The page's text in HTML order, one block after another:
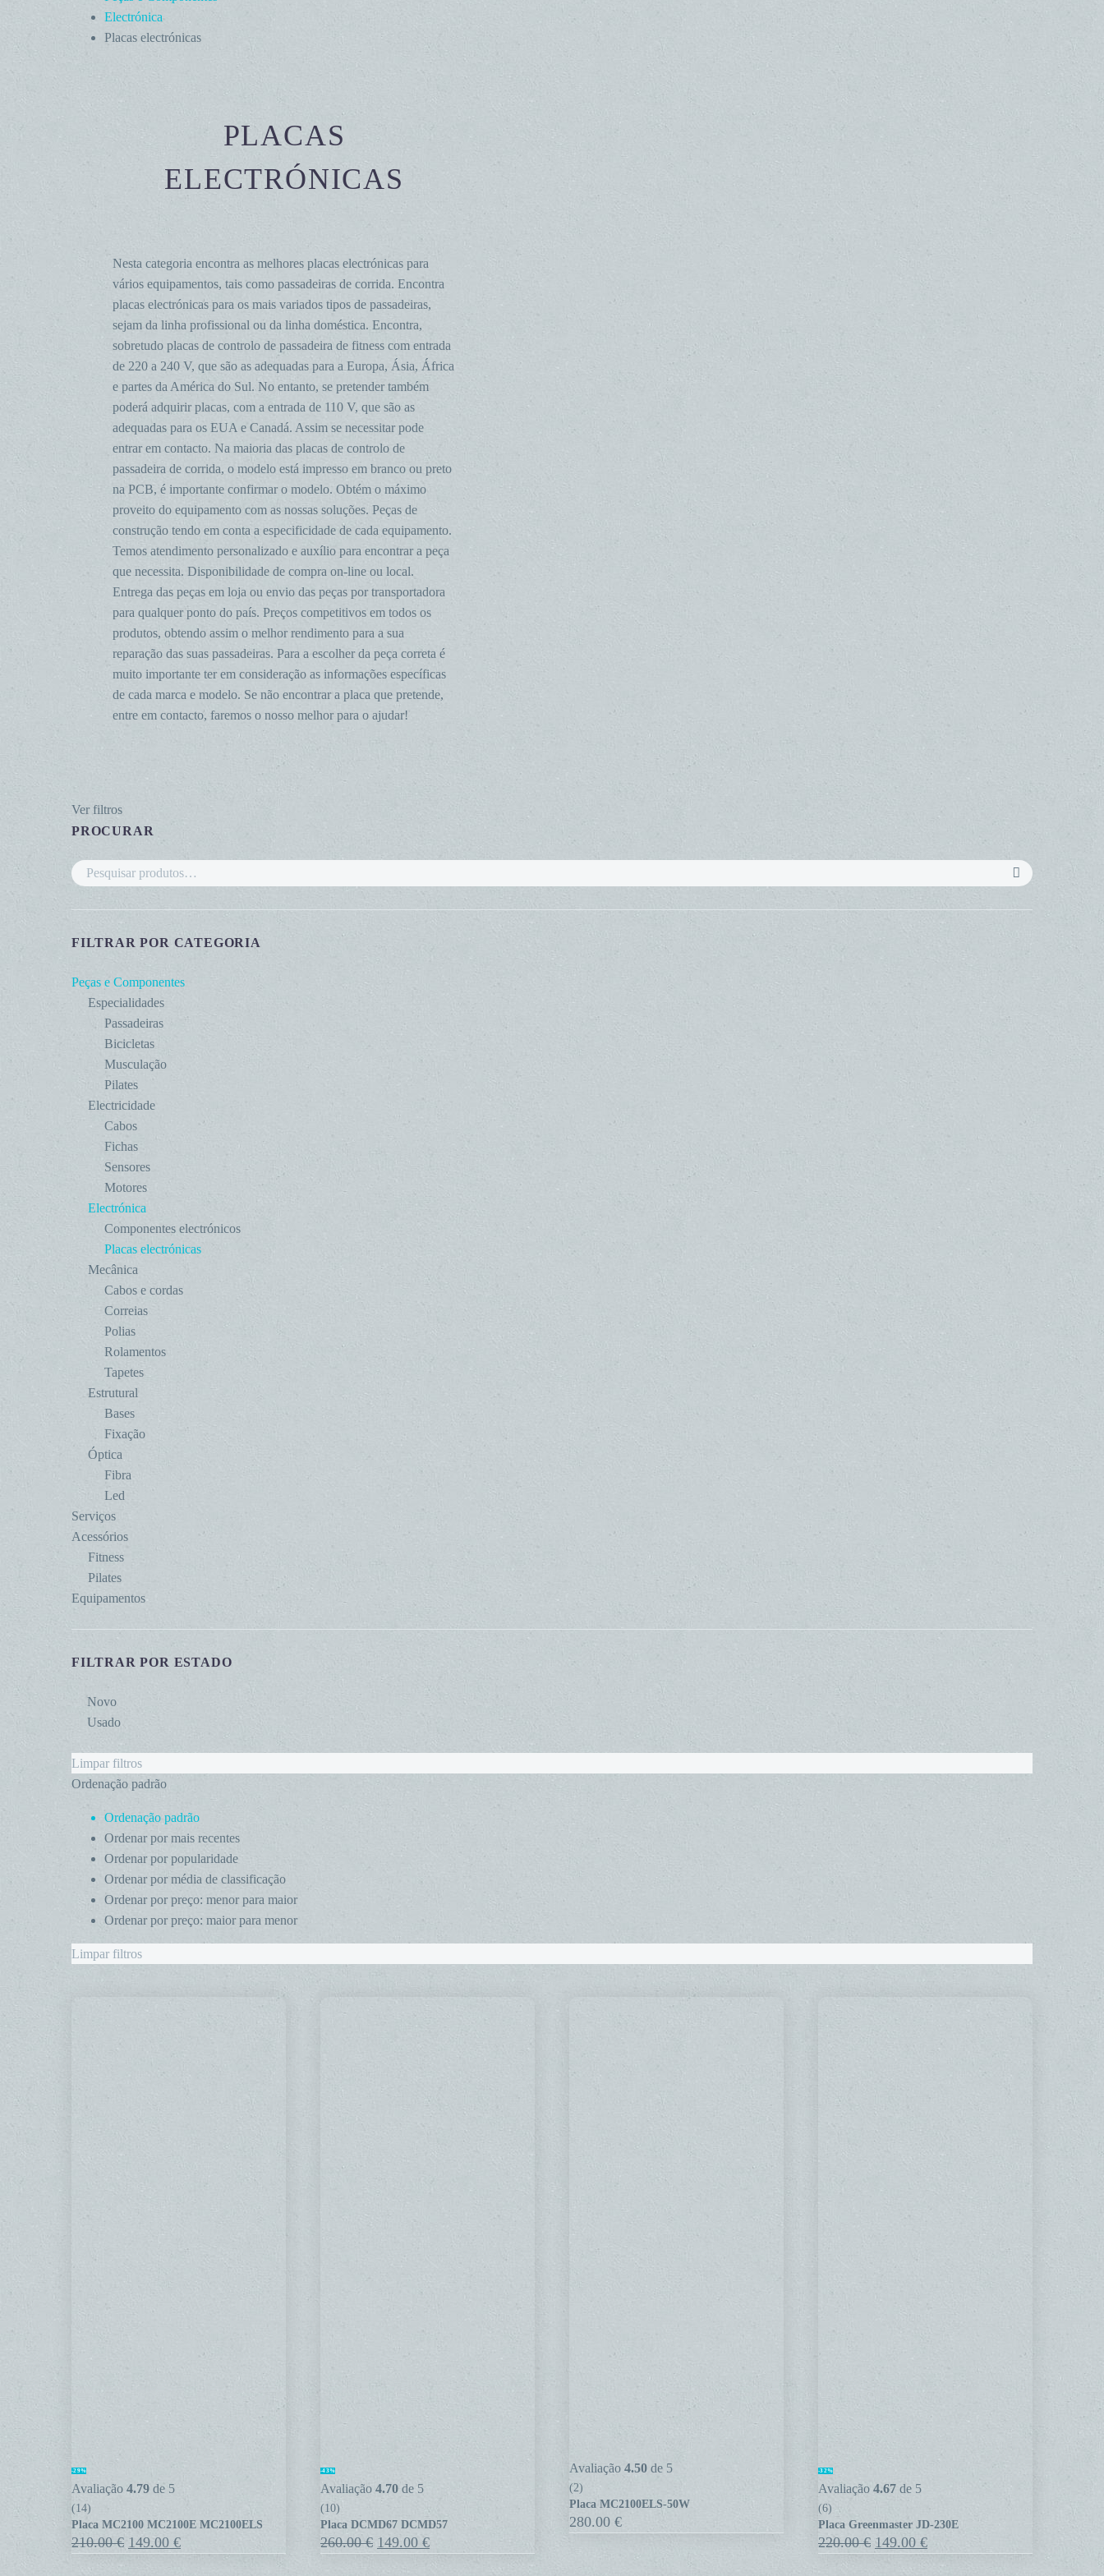
Electrónica
Placas electrónicas
PLACAS
ELECTRÓNICAS
Nesta categoria encontra as melhores placas electrónicas para
vários equipamentos, tais como passadeiras de corrida. Encontra
placas electrónicas para os mais variados tipos de passadeiras,
sejam da linha profissional ou da linha doméstica. Encontra,
sobretudo placas de controlo de passadeira de fitness com entrada
de 220 a 240 V, que são as adequadas para a Europa, Ásia, África
e partes da América do Sul. No entanto, se pretender também
poderá adquirir placas, com a entrada de 110 V, que são as
adequadas para os EUA e Canadá. Assim se necessitar pode
entrar em contacto. Na maioria das placas de controlo de
passadeira de corrida, o modelo está impresso em branco ou preto
na PCB, é importante confirmar o modelo. Obtém o máximo
proveito do equipamento com as nossas soluções. Peças de
construção tendo em conta a especificidade de cada equipamento.
Temos atendimento personalizado e auxílio para encontrar a peça
que necessita. Disponibilidade de compra on-line ou local.
Entrega das peças em loja ou envio das peças por transportadora
para qualquer ponto do país. Preços competitivos em todos os
produtos, obtendo assim o melhor rendimento para a sua
reparação das suas passadeiras. Para a escolher da peça correta é
muito importante ter em consideração as informações específicas
de cada marca e modelo. Se não encontrar a placa que pretende,
entre em contacto, faremos o nosso melhor para o ajudar!
Ver filtros
PROCURAR
FILTRAR POR CATEGORIA
Peças e Componentes
Especialidades
Passadeiras
Bicicletas
Musculação
Pilates
Electricidade
Cabos
Fichas
Sensores
Motores
Electrónica
Componentes electrónicos
Placas electrónicas
Mecânica
Cabos e cordas
Correias
Polias
Rolamentos
Tapetes
Estrutural
Bases
Fixação
Óptica
Fibra
Led
Serviços
Acessórios
Fitness
Pilates
Equipamentos
FILTRAR POR ESTADO
Novo
Usado
Limpar filtros
Ordenação padrão
Ordenação padrão
Ordenar por mais recentes
Ordenar por popularidade
Ordenar por média de classificação
Ordenar por preço: menor para maior
Ordenar por preço: maior para menor
Limpar filtros
Placa
MC2100
MC2100E
MC2100ELS
-29%
Avaliação 4.79 de 5
(14)
Placa MC2100 MC2100E MC2100ELS
210.00€ O
preço
149.00 €O
preço
Placa
DCMD67
DCMD57
-43%
Avaliação 4.70 de 5
(10)
Placa DCMD67 DCMD57
260.00€ O
preço
149.00 €O
preço
Placa
MC2100ELS-
50W
Avaliação 4.50 de 5
(2)
Placa MC2100ELS-50W
280.00 €
Placa
Greenmaster
JD-
230E
-32%
Avaliação 4.67 de 5
(6)
Placa Greenmaster JD-230E
220.00€ O
preço
149.00 €O
preço